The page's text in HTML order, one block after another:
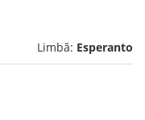
Limbă: Esperanto